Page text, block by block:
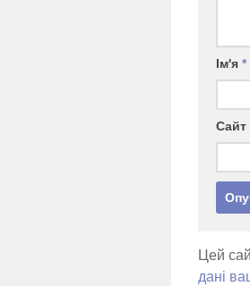
Ім'я *
Сайт
Цей
дані